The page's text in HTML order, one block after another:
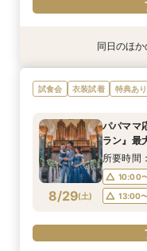
衣装試着 特典あり
8/28(金)
【ドレス
OFF*来館
10:00〜
13:00〜
特典あり
8/28(金)
【少人数
トGET！
10:00〜
13:00〜
衣装試着 特典あり
8/28(金)
卒花オス
150万円
10:00〜
13:00〜
衣装試着 特典あり
8/28(金)
【ペット
出×豪華
10:00〜
13:00〜
同日のほか
試食会 衣装試着 特典あり
8/29(土)
パパママ
ラン』最
所要時間
10:00
13:00